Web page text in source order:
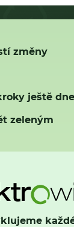
změny
ještě
zeleným